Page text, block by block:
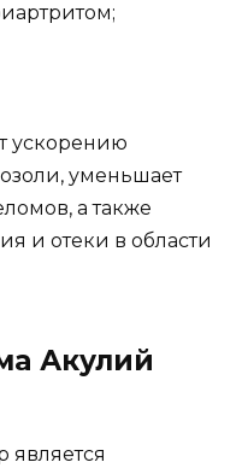
ускорению
уменьшает
а также
и отеки в области
Акулий
является